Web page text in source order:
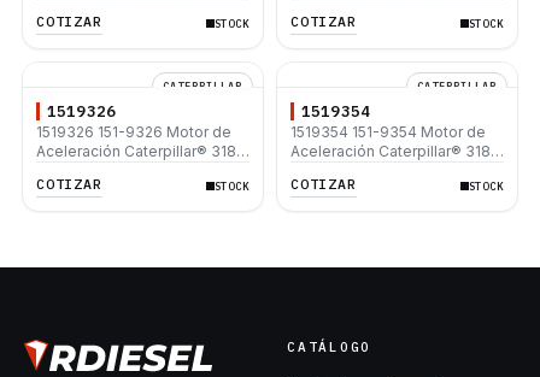
COTIZAR STOCK COTIZAR STOCK
CATERPILLAR
1519326
1519326 151-9326 Motor de
Aceleración Caterpillar® 318B
COTIZAR STOCK
CATERPILLAR
1519354
1519354 151-9354 Motor de
Aceleración Caterpillar® 318B
COTIZAR STOCK
CATÁLOGO